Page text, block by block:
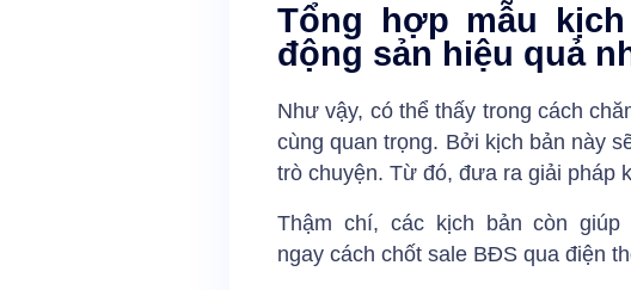
Tổng hợp mẫu
động sản hiệu quả
Như vậy, có thể thấy trong cách
cùng quan trọng. Bởi kịch bản này
trò chuyện. Từ đó, đưa ra giải pháp
Thậm chí, các kịch bản còn
ngay cách chốt sale BĐS qua điện